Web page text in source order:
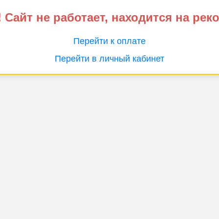
не работает, находится на
Перейти к оплате
Перейти в личный кабинет